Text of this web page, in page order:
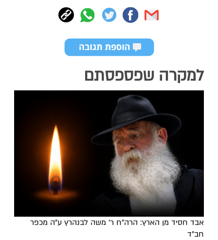
למקרה שפספסתם
אבד חסיד מן הארץ: הרה"ח ר' משה לבנהרץ ע"ה מכפר
חב"ד